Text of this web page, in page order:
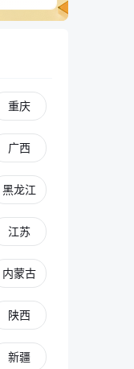
重庆
广西
黑龙江
江苏
内蒙古
陕西
新疆